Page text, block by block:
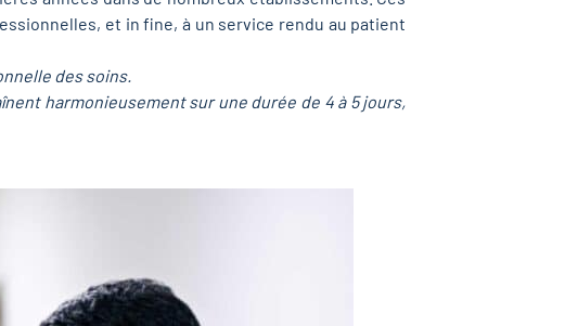
et in fine, à un service rendu au patient
des soins.
harmonieusement sur une durée de 4 à 5 jours,